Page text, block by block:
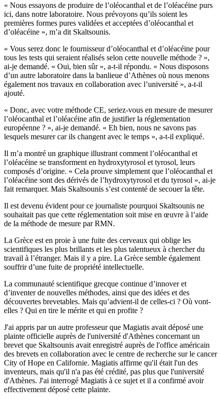
« Nous essayons de produire de l’oléocanthal et de l’oléacéine purs
ici, dans notre laboratoire. Nous prévoyons qu’ils soient les
premières formes pures validées et acceptées d’oléocanthal et
d’oléacéine », m’a dit Skaltsounis.
« Vous serez donc le fournisseur d’oléocanthal et d’oléacéine pour
tous les tests qui seraient réalisés selon cette nouvelle méthode ? »,
ai-je demandé. « Oui, bien sûr », a-t-il répondu. « Nous disposons
d’un autre laboratoire dans la banlieue d’Athènes où nous menons
également nos travaux en collaboration avec l’université », a-t-il
ajouté.
« Donc, avec votre méthode CE, seriez-vous en mesure de mesurer
l’oléocanthal et l’oléacéine afin de justifier la réglementation
européenne ? », ai-je demandé. « Eh bien, nous ne savons pas
lesquels mesurer car ils changent avec le temps », a-t-il expliqué.
Il m’a montré un graphique illustrant comment l’oléocanthal et
l’oléacéine se transforment en hydroxytyrosol et tyrosol, leurs
composés d’origine. « Cela prouve simplement que l’oléocanthal et
l’oléacéine sont des dérivés de l’hydroxytyrosol et du tyrosol », ai-je
fait remarquer. Mais Skaltsounis s’est contenté de secouer la tête.
Il est devenu évident pour ce journaliste pourquoi Skaltsounis ne
souhaitait pas que cette réglementation soit mise en œuvre à l’aide
de la méthode de mesure par RMN.
La Grèce est en proie à une fuite des cerveaux qui oblige les
scientifiques les plus brillants et les plus talentueux à chercher du
travail à l’étranger. Mais il y a pire. La Grèce semble également
souffrir d’une fuite de propriété intellectuelle.
La communauté scientifique grecque continue d’innover et
d’inventer de nouvelles méthodes, ainsi que des idées et des
découvertes brevetables. Mais qu’advient-il de celles-ci ? Où vont-
elles ? Qui en tire le mérite et qui en profite ?
J'ai appris par un autre professeur que Magiatis avait déposé une
plainte officielle auprès de l'université d'Athènes concernant un
brevet que Skaltsounis avait enregistré auprès de l'office américain
des brevets en collaboration avec le centre de recherche sur le cancer
City of Hope en Californie. Magiatis affirme qu'il était l'un des
inventeurs, mais qu'il n'a pas été crédité, pas plus que l'université
d'Athènes. J'ai interrogé Magiatis à ce sujet et il a confirmé avoir
effectivement déposé cette plainte.